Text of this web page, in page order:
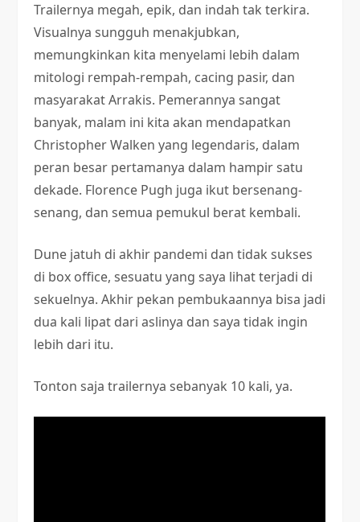
Trailernya megah, epik, dan indah tak terkira.
Visualnya sungguh menakjubkan,
memungkinkan kita menyelami lebih dalam
mitologi rempah-rempah, cacing pasir, dan
masyarakat Arrakis. Pemerannya sangat
banyak, malam ini kita akan mendapatkan
Christopher Walken yang legendaris, dalam
peran besar pertamanya dalam hampir satu
dekade. Florence Pugh juga ikut bersenang-
senang, dan semua pemukul berat kembali.
Dune jatuh di akhir pandemi dan tidak sukses
di box office, sesuatu yang saya lihat terjadi di
sekuelnya. Akhir pekan pembukaannya bisa jadi
dua kali lipat dari aslinya dan saya tidak ingin
lebih dari itu.
Tonton saja trailernya sebanyak 10 kali, ya.